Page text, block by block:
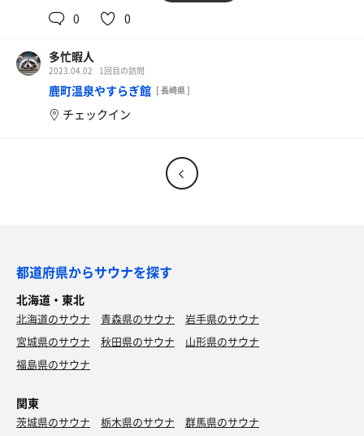
0 0
多忙暇人
2023.04.02 1回目の訪問
鹿町温泉やすらぎ館 [ 長崎県 ]
チェックイン
都道府県からサウナを探す
北海道・東北
北海道のサウナ 青森県のサウナ
岩手県のサウナ
宮城県のサウナ
秋田県のサウナ
山形県のサウナ
福島県のサウナ
関東
茨城県のサウナ 栃木県のサウナ
群馬県のサウナ